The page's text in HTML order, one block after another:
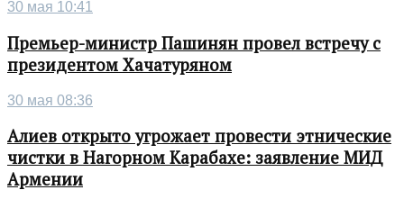
30 мая 10:41
Премьер-министр Пашинян провел встречу с
президентом Хачатуряном
30 мая 08:36
Алиев открыто угрожает провести этнические
чистки в Нагорном Карабахе: заявление МИД
Армении